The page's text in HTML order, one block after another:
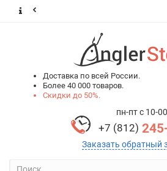
Доставка по всей России.
Более 40 000 товаров.
Скидки до 50%.
пн-пт с 10-
+7 (812)
Заказать обратный